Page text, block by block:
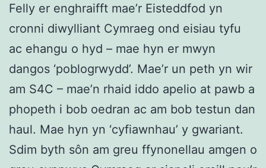
Felly er enghraifft mae’r Eisteddfod yn
cronni diwylliant Cymraeg ond eisiau tyfu
ac ehangu o hyd – mae hyn er mwyn
dangos ‘poblogrwydd’. Mae’r un peth yn wir
am S4C – mae’n rhaid iddo apelio at pawb a
phopeth i bob oedran ac am bob testun dan
haul. Mae hyn yn ‘cyfiawnhau’ y gwariant.
Sdim byth sôn am greu ffynonellau amgen o